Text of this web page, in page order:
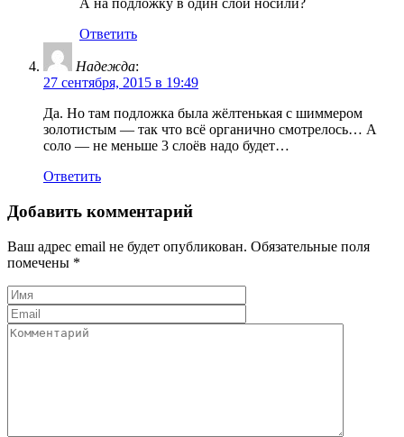
А на подложку в один слой носили?
Ответить
Надежда:
27 сентября, 2015 в 19:49
Да. Но там подложка была жёлтенькая с шиммером
золотистым — так что всё органично смотрелось… А
соло — не меньше 3 слоёв надо будет…
Ответить
Добавить комментарий
Ваш адрес email не будет опубликован. Обязательные поля
помечены *